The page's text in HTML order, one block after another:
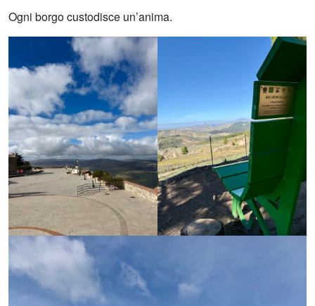
Ogni borgo custodisce un’anima.